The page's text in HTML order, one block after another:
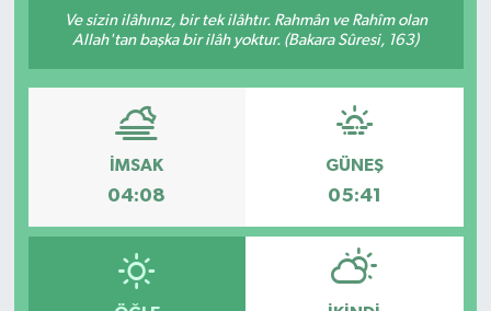
Ve sizin ilâhınız, bir tek ilâhtır. Rahmân ve Rahîm olan
Allah'tan başka bir ilâh yoktur. (Bakara Sûresi, 163)
İMSAK
04:08
GÜNEŞ
05:41